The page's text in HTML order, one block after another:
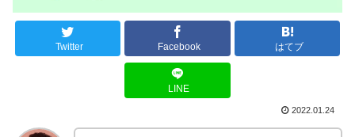
Twitter Facebook はてブ
LINE
2022.01.24